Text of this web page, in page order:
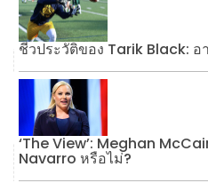
ชีวประวัติของ Tarik Black:
‘The View’: Meghan
Navarro หรือไม่?